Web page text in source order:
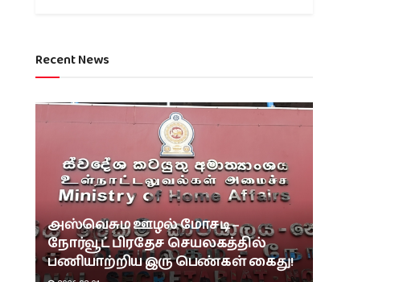
Recent News
அஸ்வெசும ஊழல் மோசடி –
நோர்வூட் பிரதேச செயலகத்தில்
பணியாற்றிய இரு பெண்கள் கைது!